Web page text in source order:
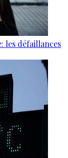
les défaillances